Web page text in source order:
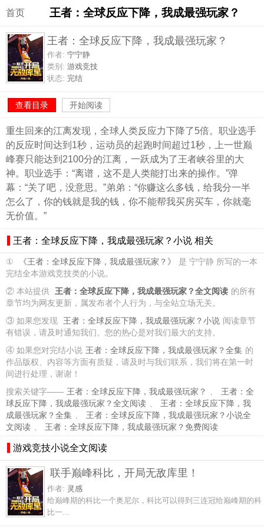
首页 王者：全球反应下降，我成最强玩家？
王者：全球反应下降，我成最强玩家？
作者: 宁宁静
类别: 游戏竞技
状态: 完结
查看目录 开始阅读
重生回来的江离发现，全球人类反应力下降了5倍。职业选手
的反应时间达到1秒，运动员的起跑时间超过1秒，上一世巅
峰赛只能达到2100分的江离，一跃成为了王者峡谷里的大
神。职业选手：“离谱，这不是人类能打出来的操作。”弹
幕：“关了吧，没意思。”弟弟：“你赚这么多钱，给我分一半
怎么了，你的钱就是我的钱，你不能帮我买房买车，你就毫
无价值。”
王者：全球反应下降，我成最强玩家？小说 相关
① 《王者：全球反应下降，我成最强玩家？》
是 宁宁静 所写的一本
完结全本游戏竞技类的小说。
② 本站提供 王者：全球反应下降，我成最强玩家？全文阅读 的所有
章节均为网友更新，属发布者个人行为，与全站立场无关。
③ 如果您发现
王者：全球反应下降，我成最强玩家？小说 阅读章节
有错误，请及时通知我们。您的热心是对我们最大的支持。
④ 如果您对完结小说 王者：全球反应下降，我成最强玩家？全集 的
作品版权、内容等方面有质疑，请及时与我们联系，我们将在第一时
间进行处理，谢谢！
搜索关键字—— 王者：全球反应下降，我成最强玩家？ 、
王者：全
球反应下降，我成最强玩家？全文阅读 、
王者：全球反应下降，我
成最强玩家？全集 、
王者：全球反应下降，我成最强玩家？小说全
文阅读 、 王者：全球反应下降，我成最强玩家？免费阅读
游戏竞技小说全文阅读
联手巅峰科比，开局无敌库里！
作者: 灵感
给巅峰期的科比一个奥尼尔，科比可以得到三连冠给巅峰期的科
比一...